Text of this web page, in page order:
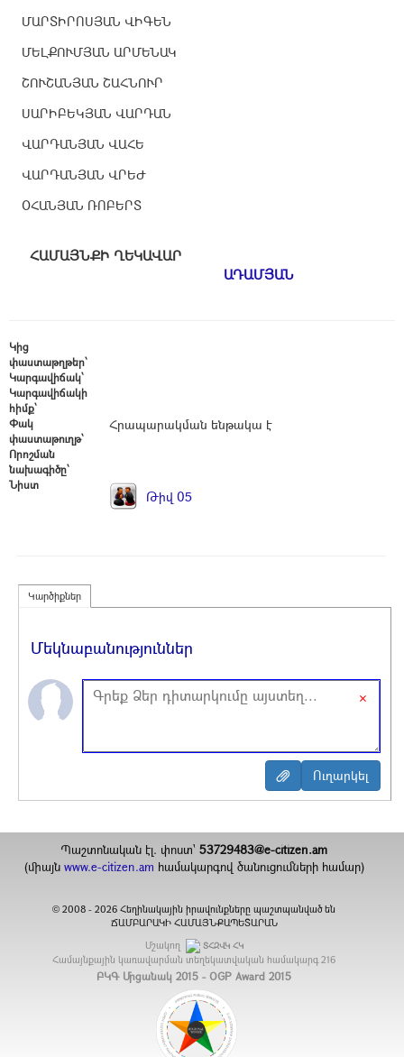
ՄԱՐՏԻՐՈՍՅԱՆ ՎԻԳԵՆ
ՄԵԼՔՈՒՄՅԱՆ ԱՐՄԵՆԱԿ
ՇՈՒՇԱՆՅԱՆ ՇԱՀՆՈՒՐ
ՍԱՐԻԲԵԿՅԱՆ ՎԱՐԴԱՆ
ՎԱՐԴԱՆՅԱՆ ՎԱՀԵ
ՎԱՐԴԱՆՅԱՆ ՎՐԵԺ
ՕՀԱՆՅԱՆ ՌՈԲԵՐՏ
ՀԱՄԱՅՆՔԻ
ԱԴԱՄՅԱՆ
Կից
փաստաթղթեր՝
Կարգավիճակ՝
Կարգավիճակի
հիմք՝
Փակ
փաստաթուղթ՝
Հրապարակման ենթակա է
Որոշման
նախագիծը՝
Նիստ
Թիվ 05
Կարծիքներ
Մեկնաբանություններ
×
Պաշտոնական էլ. փոստ`53729483@e-citizen.am
(միայն www.e-citizen.am համակարգով ծանուցումների համար)
© 2008 -2026 Հեղինակային իրավունքները պաշտպանված են
ՃԱՄԲԱՐԱԿԻ ՀԱՄԱՅՆՔԱՊԵՏԱՐԱՆ
Մշակող
ՏՀԶՎԿ ՀԿ
Համայնքային կառավարման տեղեկատվական համակարգ 216
ԲԿԳ Մրցանակ 2015 - OGP Award 2015